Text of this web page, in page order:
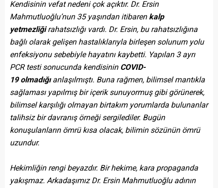
Kendisinin vefat nedeni çok açıktır. Dr. Ersin
Mahmutluoğlu’nun 35 yaşından itibaren kalp
yetmezliğirahatsızlığı vardı. Dr. Ersin, bu rahatsızlığına
bağlı olarak gelişen hastalıklarıyla birleşen solunum yolu
enfeksiyonu sebebiyle hayatını kaybetti. Yapılan 3 ayrı
PCR testi sonucunda kendisinin COVID-
19 olmadığıanlaşılmıştı. Buna rağmen, bilimsel mantıkla
sağlaması yapılmış bir içerik sunuyormuş gibi görünerek,
bilimsel karşılığı olmayan birtakım yorumlarda bulunanlar
talihsiz bir davranış örneği sergilediler. Bugün
konuşulanların ömrü kısa olacak, bilimin sözünün ömrü
uzundur.
Hekimliğin rengi beyazdır. Bir hekime, kara propaganda
yakışmaz. Arkadaşımız Dr. Ersin Mahmutluoğlu adının